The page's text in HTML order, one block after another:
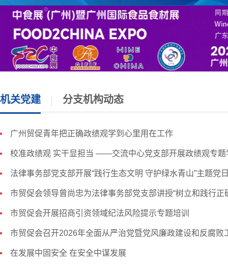
机关党建 分支机构动态
广州贸促青年把正确政绩观学到心里用在工作
校准政绩观 实干显担当 ——交流中心党支部开展政绩观专题
法律事务部党支部开展“践行生态文明 守护绿水青山”主题党
市贸促会领导曾尚忠为法律事务部党支部讲授“树立和践行正
市贸促会开展招商引资领域纪法风险提示专题培训
市贸促会召开2026年全面从严治党暨党风廉政建设和反腐败
在发展中固安全 在安全中谋发展